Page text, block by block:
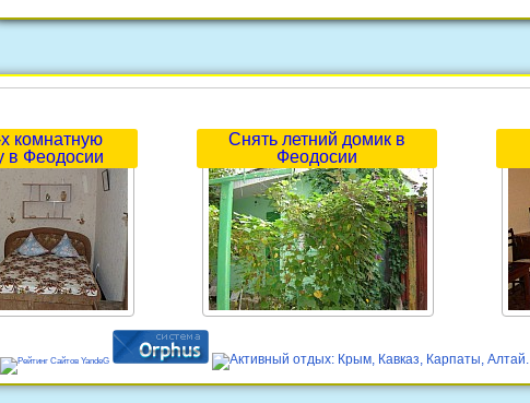
комнатную
в Феодосии
Снять летний домик в
Феодосии